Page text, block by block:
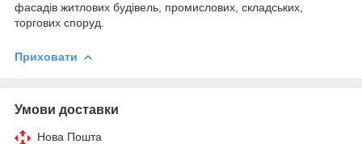
фасадів житлових будівель, промислових, складських,
торгових споруд.
Приховати
Умови доставки
Нова Пошта